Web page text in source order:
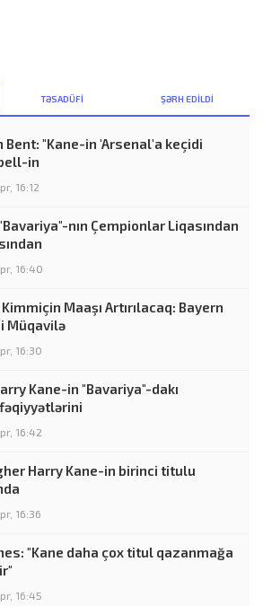
TƏSADÜFI ŞƏRH EDILDI
Bent: "Kane-in 'Arsenal'a keçidi
in
16:12
nın Çempionlar Liqasından
16:40
Maaşı Artırılacaq: Bayern
Müqavilə
16:30
Kane-in "Bavariya"-dakı
16:42
Harry Kane-in birinci titulu
16:36
"Kane daha çox titul qazanmağa
16:45